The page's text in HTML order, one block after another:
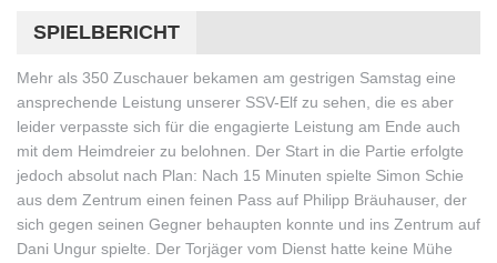
SPIELBERICHT
Mehr als 350 Zuschauer bekamen am gestrigen Samstag eine
ansprechende Leistung unserer SSV-Elf zu sehen, die es aber
leider verpasste sich für die engagierte Leistung am Ende auch
mit dem Heimdreier zu belohnen. Der Start in die Partie erfolgte
jedoch absolut nach Plan: Nach 15 Minuten spielte Simon Schie
aus dem Zentrum einen feinen Pass auf Philipp Bräuhauser, der
sich gegen seinen Gegner behaupten konnte und ins Zentrum auf
Dani Ungur spielte. Der Torjäger vom Dienst hatte keine Mühe